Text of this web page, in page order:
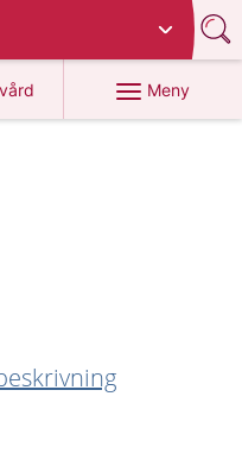
Meny